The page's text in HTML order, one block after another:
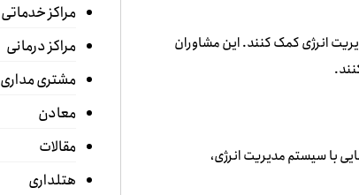
انرژی کمک کنند. این مشاوران
با سیستم مدیریت انرژی،
مراکز خدماتی
مراکز درمانی
مشتری مداری
معادن
مقالات
هتلداری